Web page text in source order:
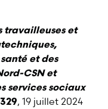
travailleuses et
et des
CSN et
services sociaux
, 19 juillet 2024